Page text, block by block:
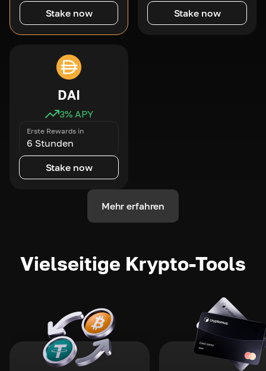
Stake now Stake now
DAI
3% APY
Erste Rewards in
6 Stunden
Stake now
Mehr erfahren
Vielseitige Krypto-Tools